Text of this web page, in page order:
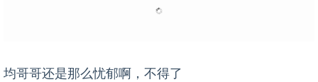
均哥哥还是那么忧郁啊，不得了